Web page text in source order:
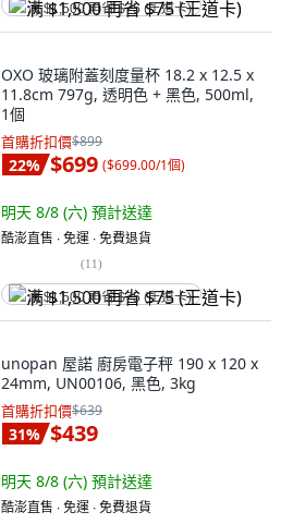
满 $1,500 再省 $75 (王道卡)
OXO 玻璃附蓋刻度量杯 18.2 x 12.5 x
11.8cm 797g, 透明色 + 黑色, 500ml,
1個
首購折扣價$899
22% $699 ($699.00/1個)
明天 8/8 (六) 預計送達
酷澎直售 ∙ 免運 ∙ 免費退貨
(11)
满 $1,500 再省 $75 (王道卡)
unopan 屋諾 廚房電子秤 190 x 120 x
24mm, UN00106, 黑色, 3kg
首購折扣價$639
31% $439
明天 8/8 (六) 預計送達
酷澎直售 ∙ 免運 ∙ 免費退貨